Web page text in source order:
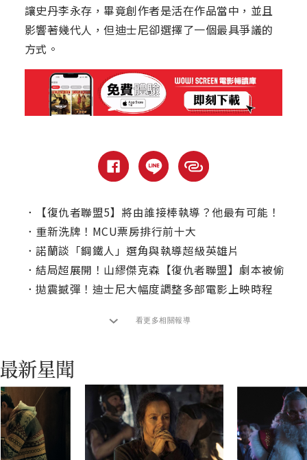
讓史丹李永存，畢竟創作者是活在作品當中，並且
影響著幾代人，但迪士尼卻選擇了一個最具爭議的
方式。
．
【復仇者聯盟5】將由誰接棒執導？他最有可能！
． 重新洗牌！MCU票房排行前十大
． 諾蘭談「鋼鐵人」選角與執導超級英雄片
． 結局超展開！山繆傑克森【復仇者聯盟】劇本被偷
． 拋震撼彈！迪士尼大幅度調整多部電影上映時程
看更多相關報導